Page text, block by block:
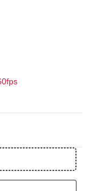
妈妈是辣妹:初夜